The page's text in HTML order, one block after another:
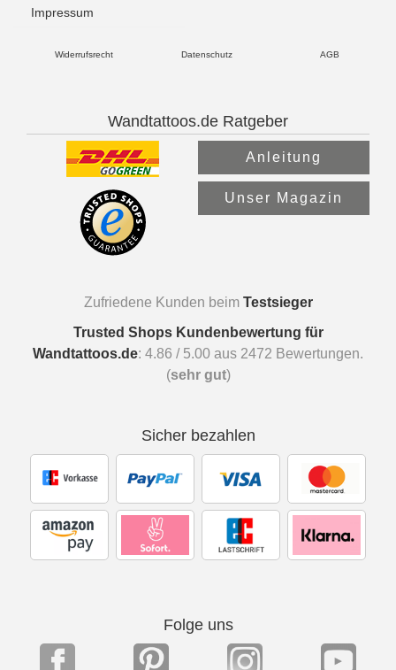
Impressum
Widerrufsrecht Datenschutz AGB
Wandtattoos.de Ratgeber
Anleitung
Unser Magazin
Zufriedene Kunden beim Testsieger
Trusted Shops Kundenbewertung für
Wandtattoos.de: 4.86 / 5.00 aus 2472 Bewertungen.
(sehr gut)
Sicher bezahlen
Folge uns